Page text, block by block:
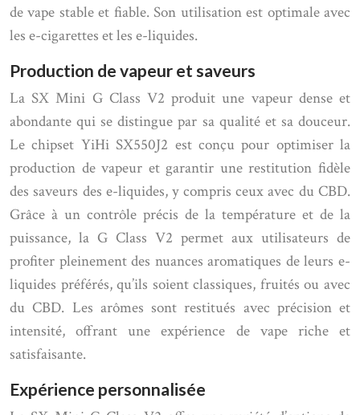
de vape stable et fiable. Son utilisation est optimale avec
les e-cigarettes et les e-liquides.
Production de vapeur et saveurs
La SX Mini G Class V2 produit une vapeur dense et
abondante qui se distingue par sa qualité et sa douceur.
Le chipset YiHi SX550J2 est conçu pour optimiser la
production de vapeur et garantir une restitution fidèle
des saveurs des e-liquides, y compris ceux avec du CBD.
Grâce à un contrôle précis de la température et de la
puissance, la G Class V2 permet aux utilisateurs de
profiter pleinement des nuances aromatiques de leurs e-
liquides préférés, qu’ils soient classiques, fruités ou avec
du CBD. Les arômes sont restitués avec précision et
intensité, offrant une expérience de vape riche et
satisfaisante.
Expérience personnalisée